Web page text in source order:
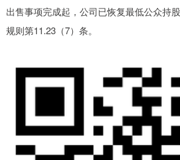
出售事项完成起，公司已恢复最低公众持
规则第11.23（7）条。